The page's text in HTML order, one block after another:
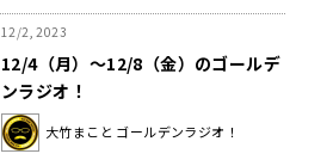
12/2, 2023
12/4（月）～12/8（金）のゴールデ
ンラジオ！
大竹まこと ゴールデンラジオ！